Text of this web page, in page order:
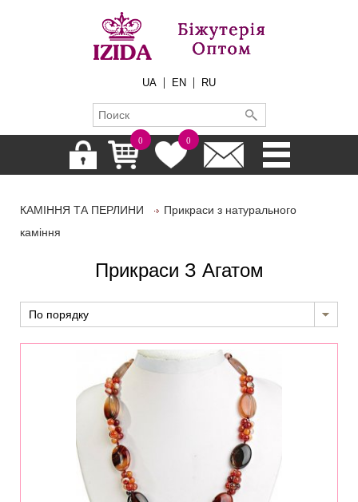
UA | EN | RU
0
0
КАМІННЯ ТА ПЕРЛИНИ
Прикраси з натурального
каміння
Прикраси З Агатом
По порядку